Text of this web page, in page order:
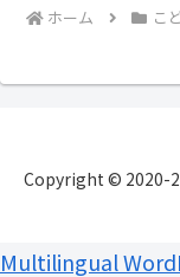
ホーム こ
Copyright © 2020-
Multilingual